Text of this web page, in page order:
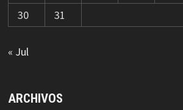
30
31
« Jul
ARCHIVOS